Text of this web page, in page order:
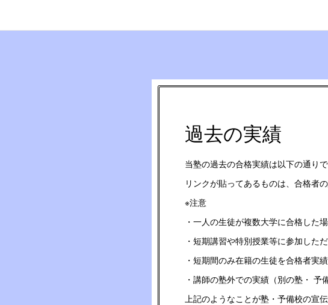
過去の実績
当塾の過去の合格実績は以下の通りで
リンクが貼ってあるものは、合格者
※注意
・一人の生徒が複数大学に合格した
・短期講習や特別授業等に参加した
・短期間のみ在籍の生徒を合格者実
・講師の塾外での実績（別の塾・
上記のようなことが塾・予備校の宣